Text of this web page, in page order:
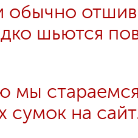
обычно
шьются
мы
сумок на